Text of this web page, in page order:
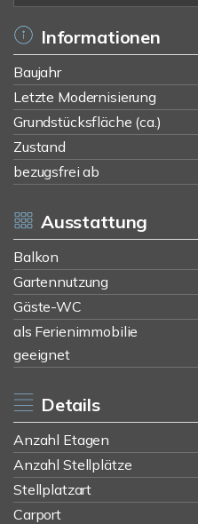
Informationen
Baujahr
Letzte Modernisierung
Grundstücksfläche (ca.)
Zustand
bezugsfrei ab
Ausstattung
Balkon
Gartennutzung
Gäste-WC
als Ferienimmobilie
geeignet
Details
Anzahl Etagen
Anzahl Stellplätze
Stellplatzart
Carport